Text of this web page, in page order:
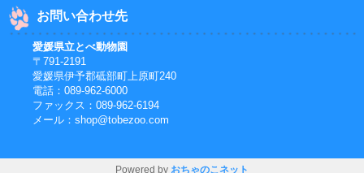
お問い合わせ先
愛媛県立とべ動物園
〒791-2191
愛媛県伊予郡砥部町上原町240
電話：089-962-6000
ファックス：089-962-6194
メール：shop@tobezoo.com
Powered by おちゃのこネット